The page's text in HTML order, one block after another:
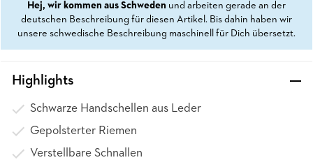
Hej, wir kommen aus Schweden und arbeiten gerade an der
deutschen Beschreibung für diesen Artikel. Bis dahin haben wir
unsere schwedische Beschreibung maschinell für Dich übersetzt.
Highlights
Schwarze Handschellen aus Leder
Gepolsterter Riemen
Verstellbare Schnallen